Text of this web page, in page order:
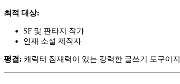
최적 대상:
SF 및 판타지 작가
연재 소설 제작자
평결: 캐릭터 잠재력이 있는 강력한 글쓰기 도구이